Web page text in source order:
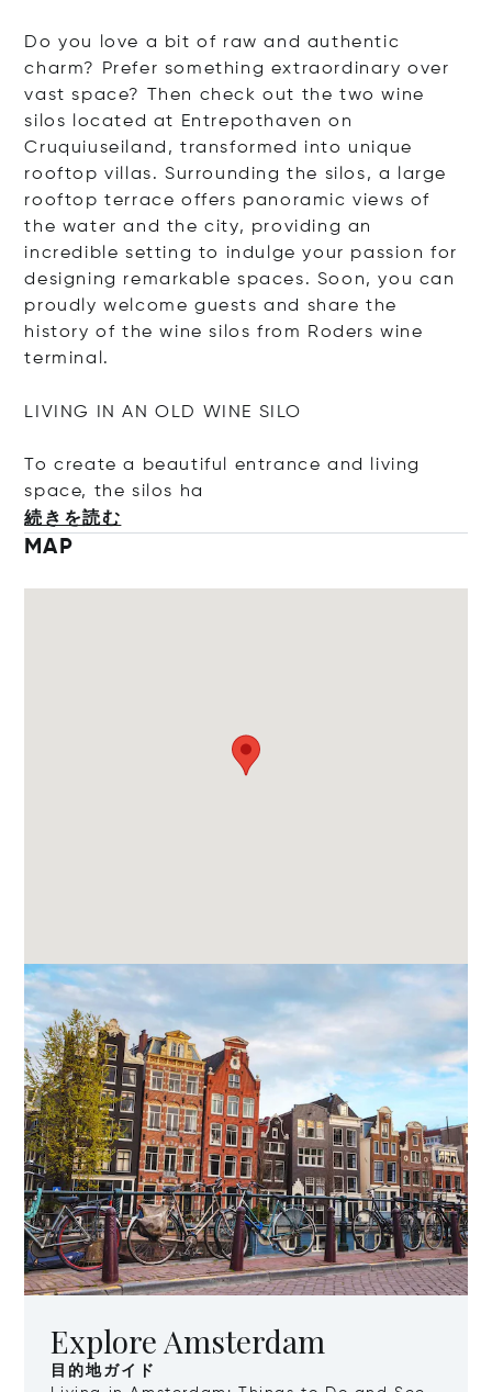
Do you love a bit of raw and authentic
charm? Prefer something extraordinary over
vast space? Then check out the two wine
silos located at Entrepothaven on
Cruquiuseiland, transformed into unique
rooftop villas. Surrounding the silos, a large
rooftop terrace offers panoramic views of
the water and the city, providing an
incredible setting to indulge your passion for
designing remarkable spaces. Soon, you can
proudly welcome guests and share the
history of the wine silos from Roders wine
terminal.
LIVING IN AN OLD WINE SILO
To create a beautiful entrance and living
space, the sil os ha
続きを読む
MAP
Explore Amsterdam
目的地ガイド